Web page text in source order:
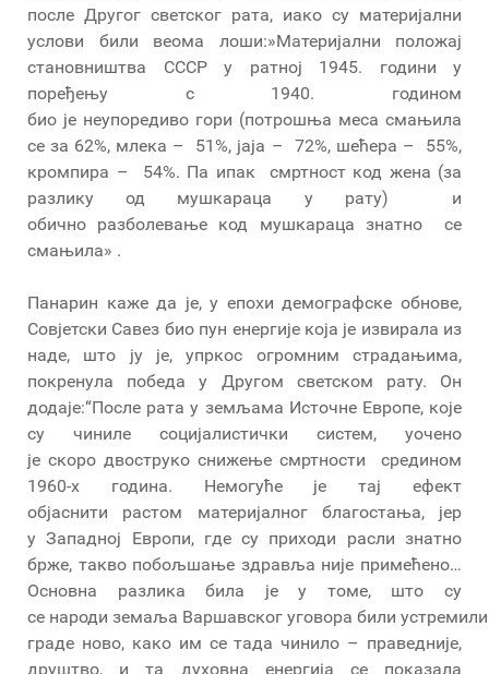
после Другог светског рата, иако су материјални
услови били веома лоши:»Материјални положај
становништва СССР у ратној 1945. години у
поређењу с 1940. годином
био је неупоредиво гори (потрошња меса смањила
се за 62%, млека – 51%, јаја – 72%, шећера – 55%,
кромпира – 54%. Па ипак смртност код жена (за
разлику од мушкараца у рату) и
обично разболевање код мушкараца знатно се
смањила» .
Панарин каже да је, у епохи демографске обнове,
Совјетски Савез био пун енергије која је извирала из
наде, што ју је, упркос огромним страдањима,
покренула победа у Другом светском рату. Он
додаје:“После рата у земљама Источне Европе, које
су чиниле социјалистички систем, уочено
је скоро двоструко снижење смртности средином
1960-х година. Немогуће је тај ефект
објаснити растом материјалног благостања, јер
у Западној Европи, где су приходи расли знатно
брже, такво побољшање здравља није примећено…
Основна разлика била је у томе, што су
се народи земаља Варшавског уговора били
граде ново, како им се тада чинило – праведније,
друштво, и та духовна енергија се показала